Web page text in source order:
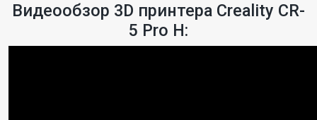
Видеообзор 3D принтера Creality CR-
5 Pro H: